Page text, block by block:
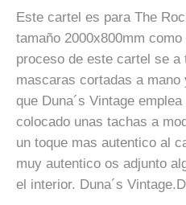
Este cartel es para The
tamaño 2000x800mm
proceso de este cartel se a
mascaras cortadas a
que Duna´s Vintage
colocado unas tachas a
un toque mas autentico al
muy autentico os adjunto
el interior. Duna´s